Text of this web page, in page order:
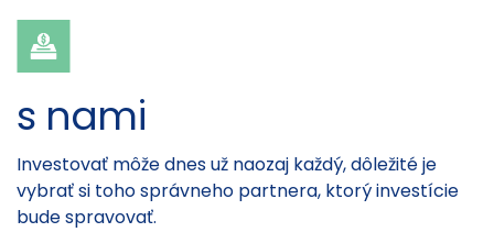
s nami
Investovať môže dnes už naozaj každý, dôležité je
vybrať si toho správneho partnera, ktorý investície
bude spravovať.